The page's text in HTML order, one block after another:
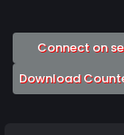
Connect on
Download